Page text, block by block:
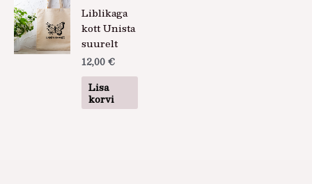
Liblikaga
kott Unista
suurelt
12,00 €
Lisa
korvi